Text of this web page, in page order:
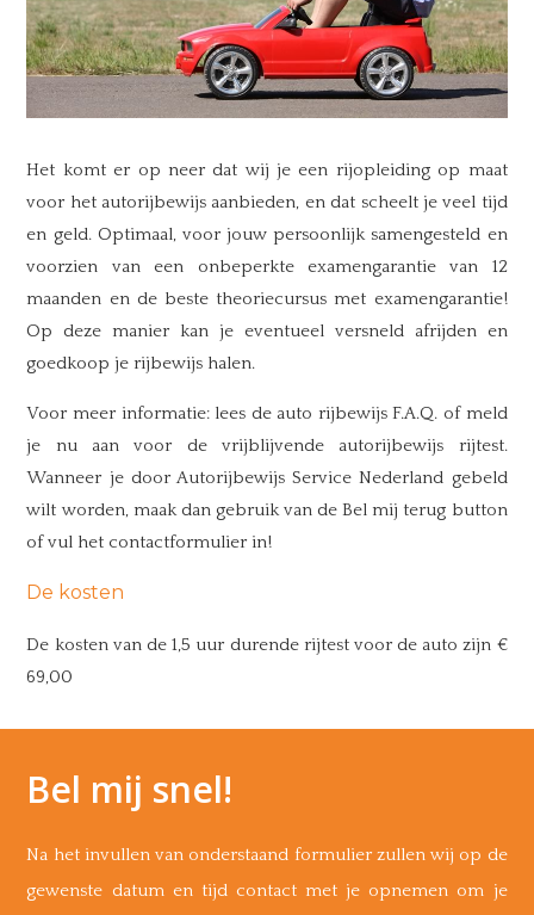
Het komt er op neer dat wij je een rijopleiding op maat
voor het autorijbewijs aanbieden, en dat scheelt je veel tijd
en geld. Optimaal, voor jouw persoonlijk samengesteld en
voorzien van een onbeperkte examengarantie van 12
maanden en de beste theoriecursus met examengarantie!
Op deze manier kan je eventueel versneld afrijden en
goedkoop je rijbewijs halen.
Voor meer informatie: lees de auto rijbewijs F.A.Q. of meld
je nu aan voor de vrijblijvende autorijbewijs rijtest.
Wanneer je door Autorijbewijs Service Nederland gebeld
wilt worden, maak dan gebruik van de Bel mij terug button
of vul het contactformulier in!
De kosten
De kosten van de 1,5 uur durende rijtest voor de auto zijn €
69,00
Bel mij snel!
Na het invullen van onderstaand formulier zullen wij op de
gewenste datum en tijd contact met je opnemen om je